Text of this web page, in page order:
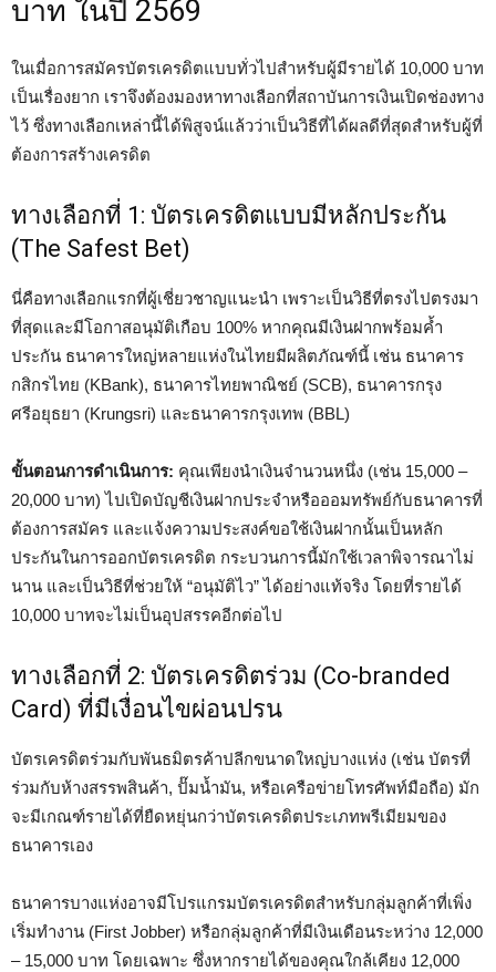
บาท ในปี 2569
ในเมื่อการสมัครบัตรเครดิตแบบทั่วไปสำหรับผู้มีรายได้ 10,000 บาท
เป็นเรื่องยาก เราจึงต้องมองหาทางเลือกที่สถาบันการเงินเปิดช่องทาง
ไว้ ซึ่งทางเลือกเหล่านี้ได้พิสูจน์แล้วว่าเป็นวิธีที่ได้ผลดีที่สุดสำหรับผู้ที่
ต้องการสร้างเครดิต
ทางเลือกที่ 1: บัตรเครดิตแบบมีหลักประกัน
(The Safest Bet)
นี่คือทางเลือกแรกที่ผู้เชี่ยวชาญแนะนำ เพราะเป็นวิธีที่ตรงไปตรงมา
ที่สุดและมีโอกาสอนุมัติเกือบ 100% หากคุณมีเงินฝากพร้อมค้ำ
ประกัน ธนาคารใหญ่หลายแห่งในไทยมีผลิตภัณฑ์นี้ เช่น ธนาคาร
กสิกรไทย (KBank), ธนาคารไทยพาณิชย์ (SCB), ธนาคารกรุง
ศรีอยุธยา (Krungsri) และธนาคารกรุงเทพ (BBL)
ขั้นตอนการดำเนินการ: คุณเพียงนำเงินจำนวนหนึ่ง (เช่น 15,000 –
20,000 บาท) ไปเปิดบัญชีเงินฝากประจำหรือออมทรัพย์กับธนาคารที่
ต้องการสมัคร และแจ้งความประสงค์ขอใช้เงินฝากนั้นเป็นหลัก
ประกันในการออกบัตรเครดิต กระบวนการนี้มักใช้เวลาพิจารณาไม่
นาน และเป็นวิธีที่ช่วยให้ “อนุมัติไว” ได้อย่างแท้จริง โดยที่รายได้
10,000 บาทจะไม่เป็นอุปสรรคอีกต่อไป
ทางเลือกที่ 2: บัตรเครดิตร่วม (Co-branded
Card) ที่มีเงื่อนไขผ่อนปรน
บัตรเครดิตร่วมกับพันธมิตรค้าปลีกขนาดใหญ่บางแห่ง (เช่น บัตรที่
ร่วมกับห้างสรรพสินค้า, ปั๊มน้ำมัน, หรือเครือข่ายโทรศัพท์มือถือ) มัก
จะมีเกณฑ์รายได้ที่ยืดหยุ่นกว่าบัตรเครดิตประเภทพรีเมียมของ
ธนาคารเอง
ธนาคารบางแห่งอาจมีโปรแกรมบัตรเครดิตสำหรับกลุ่มลูกค้าที่เพิ่ง
เริ่มทำงาน (First Jobber) หรือกลุ่มลูกค้าที่มีเงินเดือนระหว่าง 12,000
– 15,000 บาท โดยเฉพาะ ซึ่งหากรายได้ของคุณใกล้เคียง 12,000